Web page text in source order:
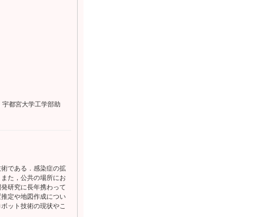
都宮大学工学部助
である．感染症の拡
た，公共の場所にお
研究に長年携わって
定や地図作成につい
ット技術の現状やこ